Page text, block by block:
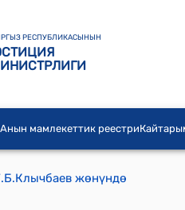
РЕСПУБЛИКАСЫНЫН
мамлекеттик реестри
жөнүндө